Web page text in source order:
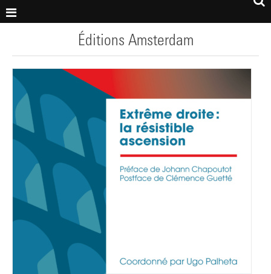
Éditions Amsterdam